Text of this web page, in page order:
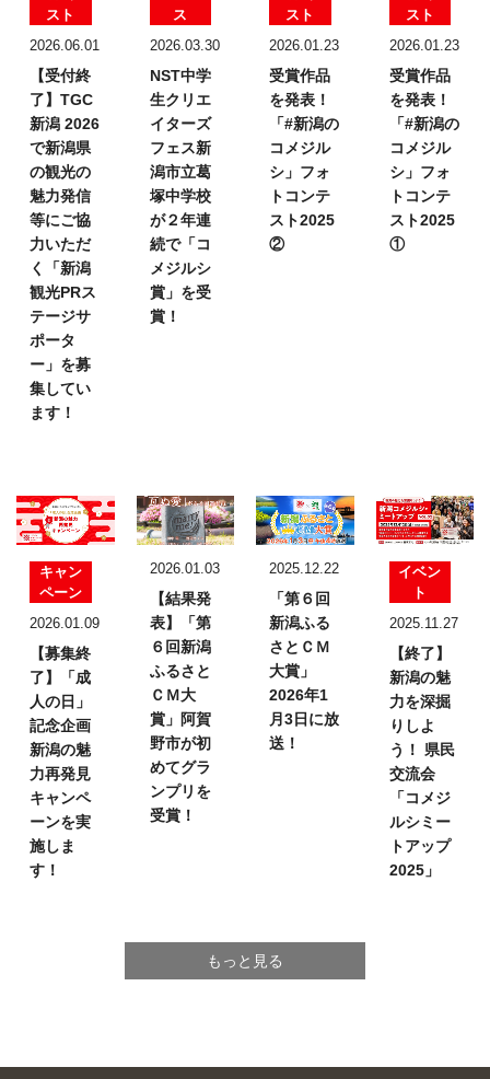
スト
2026.06.01
【受付終
了】TGC
新潟 2026
で新潟県
の観光の
魅力発信
等にご協
力いただ
く「新潟
観光PRス
テージサ
ポータ
ー」を募
集してい
ます！
ス
2026.03.30
NST中学
生クリエ
イターズ
フェス新
潟市立葛
塚中学校
が２年連
続で「コ
メジルシ
賞」を受
賞！
スト
2026.01.23
受賞作品
を発表！
「#新潟の
コメジル
シ」フォ
トコンテ
スト2025
②
スト
2026.01.23
受賞作品
を発表！
「#新潟の
コメジル
シ」フォ
トコンテ
スト2025
①
キャン
ペーン
2026.01.09
【募集終
了】「成
人の日」
記念企画
新潟の魅
力再発見
キャンペ
ーンを実
施しま
す！
2026.01.03
【結果発
表】
「第
６回新潟
ふるさと
ＣＭ大
賞」 阿賀
野市が初
めてグラ
ンプリを
受賞！
2025.12.22
「第６回
新潟ふる
さとＣＭ
大賞」
2026年1
月3日に放
送！
イベン
ト
2025.11.27
【終了】
新潟の魅
力を深掘
りしよ
う！
県民
交流会
「コメジ
ルシミー
トアップ
2025」
もっと見る